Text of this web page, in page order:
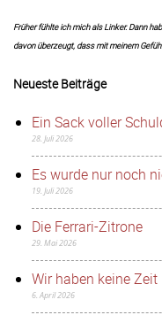
Früher fühlte ich mich als Linker. Dann
davon überzeugt, dass mit meinem
Neueste Beiträge
Ein Sack voller
28. Juli 2026
Es wurde nur noch
19. Juli 2026
Die Ferrari-Zitrone
29. Mai 2026
Wir haben keine Zeit
6. April 2026